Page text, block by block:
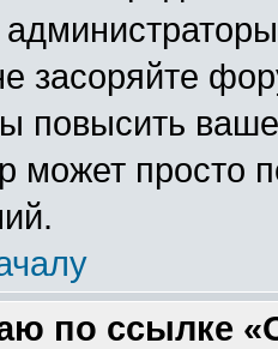
засоряйте
повысить
может просто
по ссылке